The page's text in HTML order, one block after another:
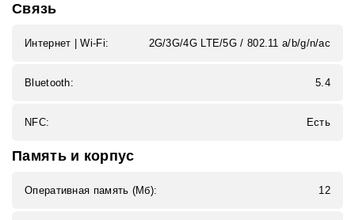
Связь
Интернет | Wi‑Fi: 2G/3G/4G LTE/5G / 802.11 a/b/g/n/ac
Bluetooth: 5.4
NFC: Есть
Память и корпус
Оперативная память (Мб): 12